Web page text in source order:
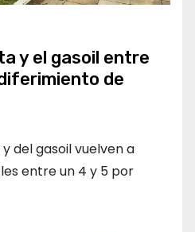
y el gasoil entre
de
del gasoil vuelven a
entre un 4 y 5 por